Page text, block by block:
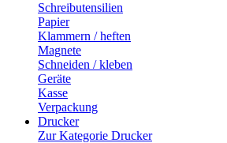
Schreibutensilien
Papier
Klammern / heften
Magnete
Schneiden / kleben
Geräte
Kasse
Verpackung
Drucker
Zur Kategorie Drucker